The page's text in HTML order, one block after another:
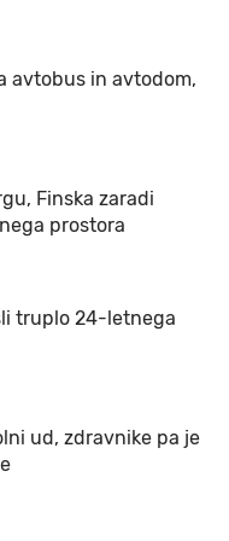
avtobus in avtodom,
Finska zaradi
prostora
truplo 24-letnega
ud, zdravnike pa je